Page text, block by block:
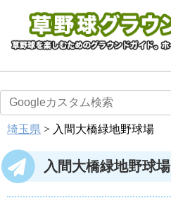
埼玉県 > 入間大橋緑地野球場
入間大橋緑地野球場